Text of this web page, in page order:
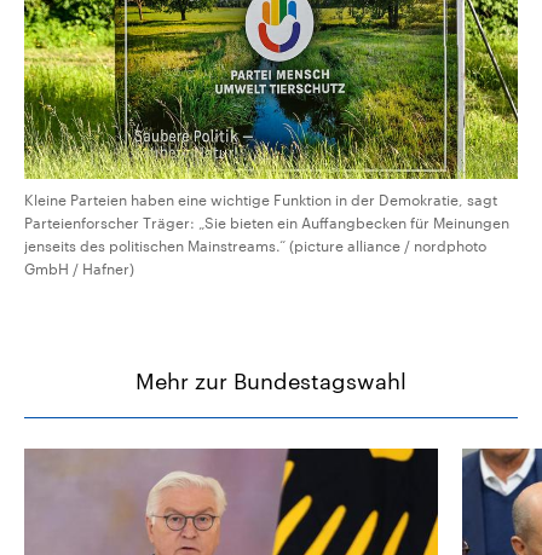
Kleine Parteien haben eine wichtige Funktion in der Demokratie, sagt
Parteienforscher Träger: „Sie bieten ein Auffangbecken für Meinungen
jenseits des politischen Mainstreams.“ (picture alliance / nordphoto
GmbH / Hafner)
Mehr zur Bundestagswahl